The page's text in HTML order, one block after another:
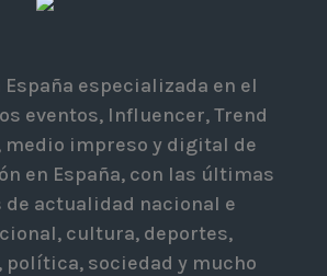
España especializada en el
eventos, Influencer, Trend
medio impreso y digital de
en España, con las últimas
actualidad nacional e
cultura, deportes,
política, sociedad y mucho